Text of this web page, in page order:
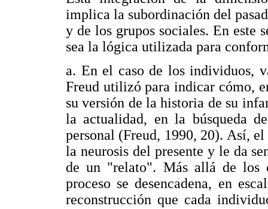
implica la subordinación del
y de los grupos sociales. En este
sea la lógica utilizada para
a. En el caso de los individuos,
Freud utilizó para indicar cómo,
su versión de la historia de su
la actualidad, en la búsqueda
personal (Freud, 1990, 20). Así,
la neurosis del presente y le da
de un "relato". Más allá de los
proceso se desencadena, en
reconstrucción que cada